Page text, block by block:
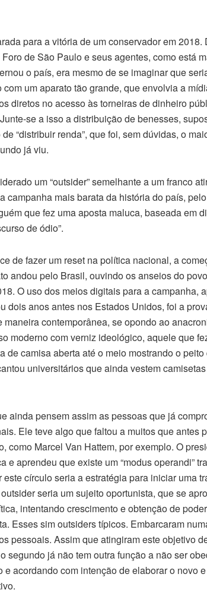
para a vitória de um conservador em 2018.
de São Paulo e seus agentes, como está
o país, era mesmo de se imaginar que
um aparato tão grande, que envolvia a
diretos no acesso às torneiras de dinheiro
se a isso a distribuição de benesses,
“distribuir renda”, que foi, sem dúvidas, o
já viu.
um “outsider” semelhante a um franco
campanha mais barata da história do país,
que fez uma aposta maluca, baseada em
de ódio”.
de fazer um reset na política nacional, a
andou pelo Brasil, ouvindo os anseios do
O uso dos meios digitais para a campanha,
dois anos antes nos Estados Unidos, foi a
contemporânea, se opondo ao
moderno com verniz ideológico, aquele que
de camisa aberta até o meio mostrando o
universitários que ainda vestem
ainda pensem assim as pessoas que já
Ele teve algo que faltou a muitos que antes
como Marcel Van Hattem, por exemplo. O
e aprendeu que existe um “modus operandi”
círculo seria a estratégia para iniciar uma
seria um sujeito oportunista, que se
intentando crescimento e obtenção de
Esses sim outsiders típicos. Embarcaram
pessoais. Assim que atingiram este objetivo
segundo já não tem outra função a não ser
e acordando com intenção de elaborar o novo